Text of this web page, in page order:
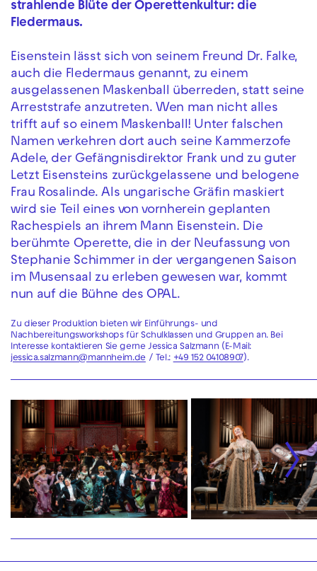
strahlende Blüte der Operettenkultur: die
Fledermaus.
Eisenstein lässt sich von seinem Freund Dr. Falke,
auch die Fledermaus genannt, zu einem
ausgelassenen Maskenball überreden, statt seine
Arreststrafe anzutreten. Wen man nicht alles
trifft auf so einem Maskenball! Unter falschen
Namen verkehren dort auch seine Kammerzofe
Adele, der Gefängnisdirektor Frank und zu guter
Letzt Eisensteins zurückgelassene und belogene
Frau Rosalinde. Als ungarische Gräfin maskiert
wird sie Teil eines von vornherein geplanten
Rachespiels an ihrem Mann Eisenstein. Die
berühmte Operette, die in der Neufassung von
Stephanie Schimmer in der vergangenen Saison
im Musensaal zu erleben gewesen war, kommt
nun auf die Bühne des OPAL.
Zu dieser Produktion bieten wir Einführungs- und
Nachbereitungsworkshops für Schulklassen und Gruppen an. Bei
Interesse kontaktieren Sie gerne Jessica Salzmann (E-Mail:
jessica.salzmann@mannheim.de/ Tel.: +49 152 04108907).